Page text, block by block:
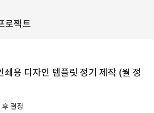
로젝트
쇄용 디자인 템플릿 정기 제작 (월 정
후 결정